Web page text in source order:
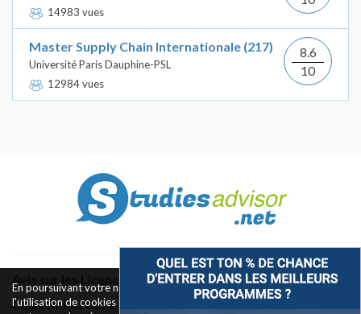
14983 vues
Master Supply Chain Internationale (217)
Université Paris Dauphine-PSL
12984 vues
8.6
10
Avis sur les Licences & Bachelors
Classement des Écoles
En poursuivant votre navigation sur ce site, vous acceptez
l'utilisation de cookies pour le fonctionnement des boutons de